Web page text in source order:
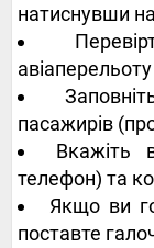
натиснувши
пасажирів
Вкажіть
телефон) та
Якщо ви
поставте